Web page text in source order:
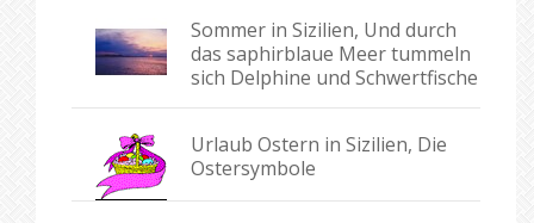
Sommer in Sizilien, Und durch
das saphirblaue Meer tummeln
sich Delphine und Schwertfische
Urlaub Ostern in Sizilien, Die
Ostersymbole